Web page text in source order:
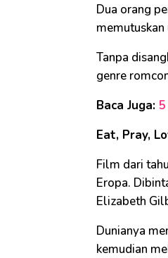
Dua orang
Tanpa
genre
Baca Juga:
Eat, Pray,
Film dari
Eropa.
Elizabeth
Dunianya
kemudian